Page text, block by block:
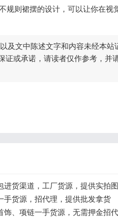
规则裙摆的设计，可以让你在视
及文中陈述文字和内容未经本站
证或承诺，请读者仅作参考，并
进货渠道，工厂货源，提供实拍
手货源，招代理，提供批发拿货
饰、项链一手货源，无需押金招